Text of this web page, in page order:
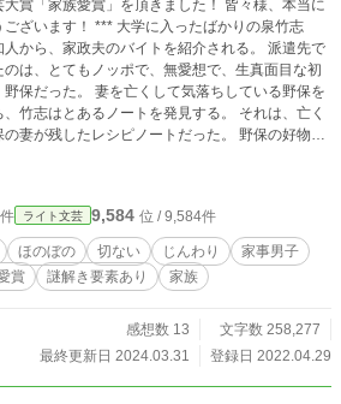
大賞「家族愛賞」を頂きました！ 皆々様、本当に
*** 大学に入ったばかりの泉竹志
人から、家政夫のバイトを紹介される。 派遣先で
のは、とてもノッポで、無愛想で、生真面目な初
野保だった。 妻を亡くして気落ちしている野保を
竹志はとあるノートを発見する。 それは、亡く
の妻が残したレシピノートだった。 野保の好物ば
てあるそのノートだが、どれも、何か一つ欠け
さあ、最後の『美味しい』の秘密は、何でしょ
お話。 「はてなのレシピ」がもたらす、温かい
ライト文芸 9,584 位 / 9,584件
ほのぼの 切ない じんわり
家事男子
賞
謎解き要素あり 家族
感想数 13
文字数 258,277
最終更新日 2024.03.31
登録日 2022.04.29